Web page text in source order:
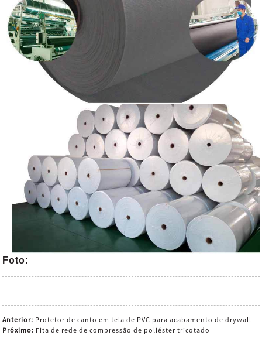
Foto:
Anterior: Protetor de canto em tela de PVC para acabamento de drywall
Próximo: Fita de rede de compressão de poliéster tricotado